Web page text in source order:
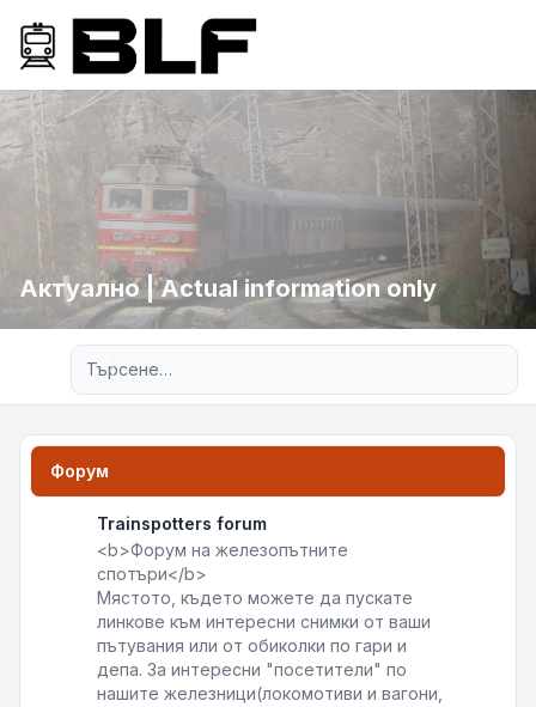
Актуално | Actual information only
Форум
Trainspotters forum
<b>Форум на железопътните
спотъри</b>
Мястото, където можете да пускате
линкове към интересни снимки от ваши
пътувания или от обиколки по гари и
депа. За интересни "посетители" по
нашите железници(локомотиви и вагони,